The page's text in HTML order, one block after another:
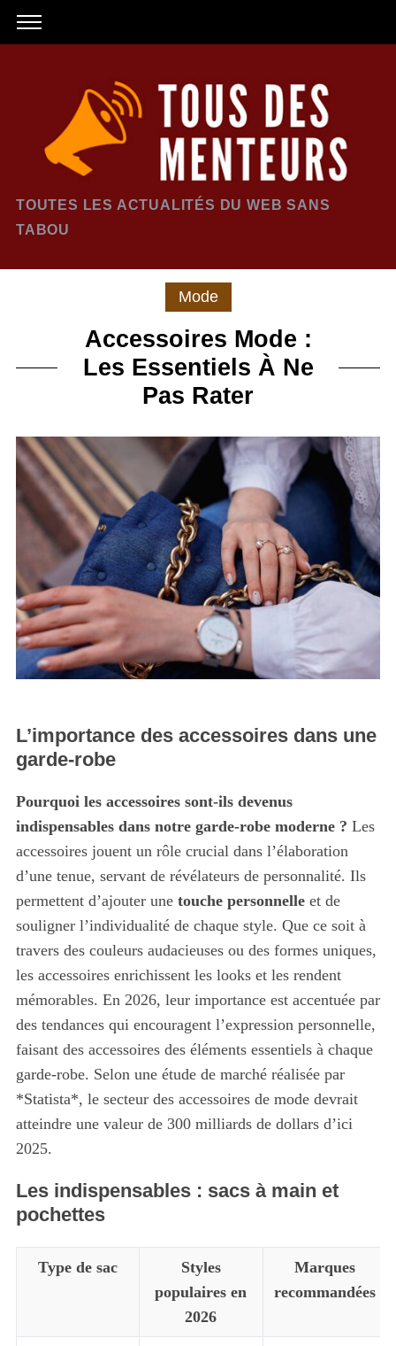
TOUTES LES ACTUALITÉS DU WEB SANS
TABOU
Mode
Accessoires Mode :
Les Essentiels À Ne
Pas Rater
L’importance des accessoires dans une
garde-robe
Pourquoi les accessoires sont-ils devenus
indispensables dans notre garde-robe moderne ? Les
accessoires jouent un rôle crucial dans l’élaboration
d’une tenue, servant de révélateurs de personnalité. Ils
permettent d’ajouter une touche personnelleet de
souligner l’individualité de chaque style. Que ce soit à
travers des couleurs audacieuses ou des formes uniques,
les accessoires enrichissent les looks et les rendent
mémorables. En 2026, leur importance est accentuée par
des tendances qui encouragent l’expression personnelle,
faisant des accessoires des éléments essentiels à chaque
garde-robe. Selon une étude de marché réalisée par
*Statista*, le secteur des accessoires de mode devrait
atteindre une valeur de 300 milliards de dollars d’ici
2025.
Les indispensables : sacs à main et
pochettes
Type de sac
Styles
populaires en
2026
Marques
recommandées